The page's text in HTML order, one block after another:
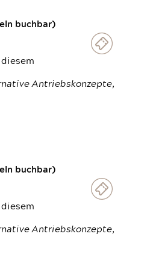
buchbar)
Antriebskonzepte,
buchbar)
Antriebskonzepte,